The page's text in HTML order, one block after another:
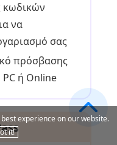
κωδικών
να
σας
πρόσβασης
ή Online
experience on our website.
it!